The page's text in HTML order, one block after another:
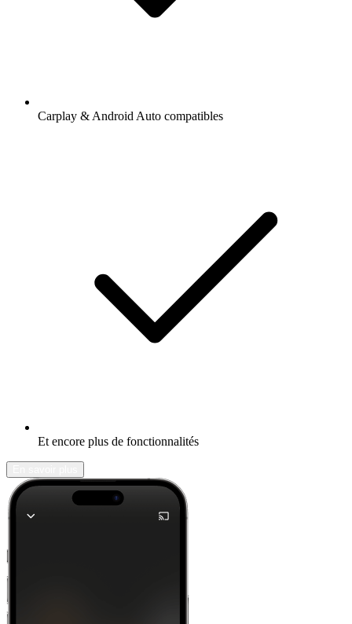
Carplay & Android Auto compatibles
Et encore plus de fonctionnalités